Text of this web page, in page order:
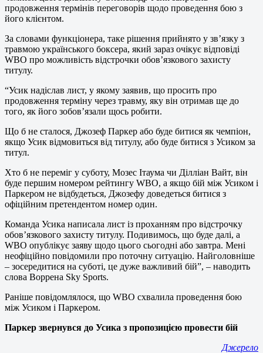
продовження термінів переговорів щодо проведення бою з
його клієнтом.
За словами функціонера, таке рішення прийнято у зв’язку з
травмою українського боксера, який зараз очікує відповіді
WBO про можливість відстрочки обов’язкового захисту
титулу.
“Усик надіслав лист, у якому заявив, що просить про
продовження терміну через травму, яку він отримав ще до
того, як його зобов’язали щось робити.
Що б не сталося, Джозеф Паркер або буде битися як чемпіон,
якщо Усик відмовиться від титулу, або буде битися з Усиком за
титул.
Хто б не переміг у суботу, Мозес Ітаума чи Ділліан Вайт, він
буде першим номером рейтингу WBO, а якщо бій між Усиком і
Паркером не відбудеться, Джозефу доведеться битися з
офіційним претендентом номер один.
Команда Усика написала лист із проханням про відстрочку
обов’язкового захисту титулу. Подивимось, що буде далі, а
WBO опублікує заяву щодо цього сьогодні або завтра. Мені
неофіційно повідомили про поточну ситуацію. Найголовніше
– зосередитися на суботі, це дуже важливий бій”, – наводить
слова Воррена Sky Sports.
Раніше повідомлялося, що WBO схвалила проведення бою
між Усиком і Паркером.
Паркер звернувся до Усика з пропозицією провести бій
Джерело